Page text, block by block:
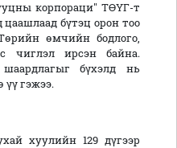
корпораци" ТӨҮГ-т
цаашлаад бүтэц орон тоо
өмчийн бодлого,
чиглэл ирсэн байна.
бүхэлд нь
үү гэжээ.
хуулийн 129 дүгээр